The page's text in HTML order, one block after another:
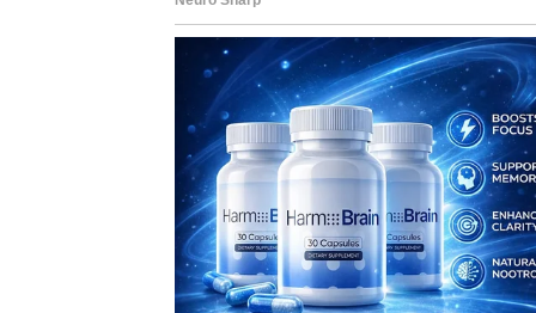
Pred vama su emotivni trenuci.
BLIZANCI
Poruka koju niste očekivali mogla bi vas
Neko želi obnoviti kontakt koji je davno
Ljubavna poruka